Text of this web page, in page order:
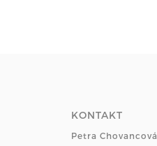
KONTAKT
Petra Chovancová